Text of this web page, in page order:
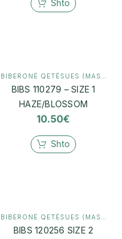
Shto
,MAMI & BEBI
BIBS 110279 – SIZE 1
HAZE/BLOSSOM
10.50€
Shto
,MAMI & BEBI
BIBS 120256 SIZE 2